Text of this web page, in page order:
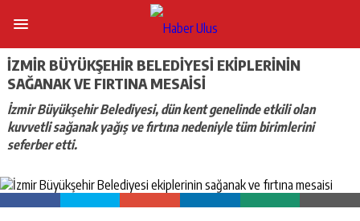
İZMIR BÜYÜKŞEHIR BELEDIYESI EKIPLERININ
SAĞANAK VE FIRTINA MESAISI
İzmir Büyükşehir Belediyesi, dün kent genelinde etkili olan
kuvvetli sağanak yağış ve fırtına nedeniyle tüm birimlerini
seferber etti.